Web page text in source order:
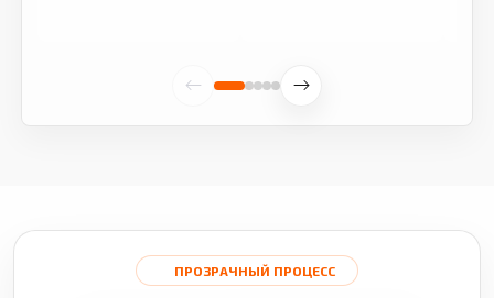
ПРОЗРАЧНЫЙ ПРОЦЕСС